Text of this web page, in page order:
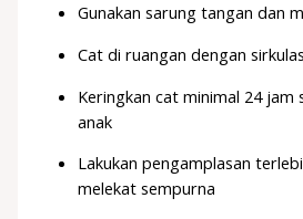
Gunakan sarung tangan dan
Cat di ruangan dengan
Keringkan cat minimal 24 jam
anak
Lakukan pengamplasan
melekat sempurna